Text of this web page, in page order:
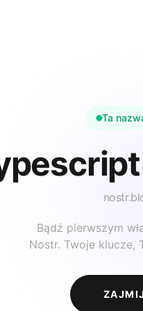
Ta
Bądź pierwszym
Nostr. Twoje klucze,